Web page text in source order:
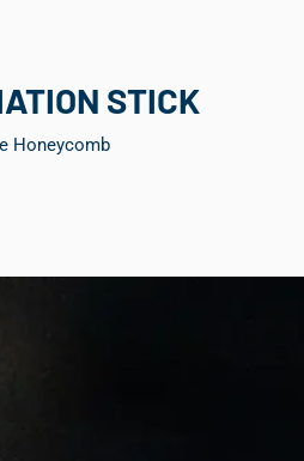
STICK
Honeycomb